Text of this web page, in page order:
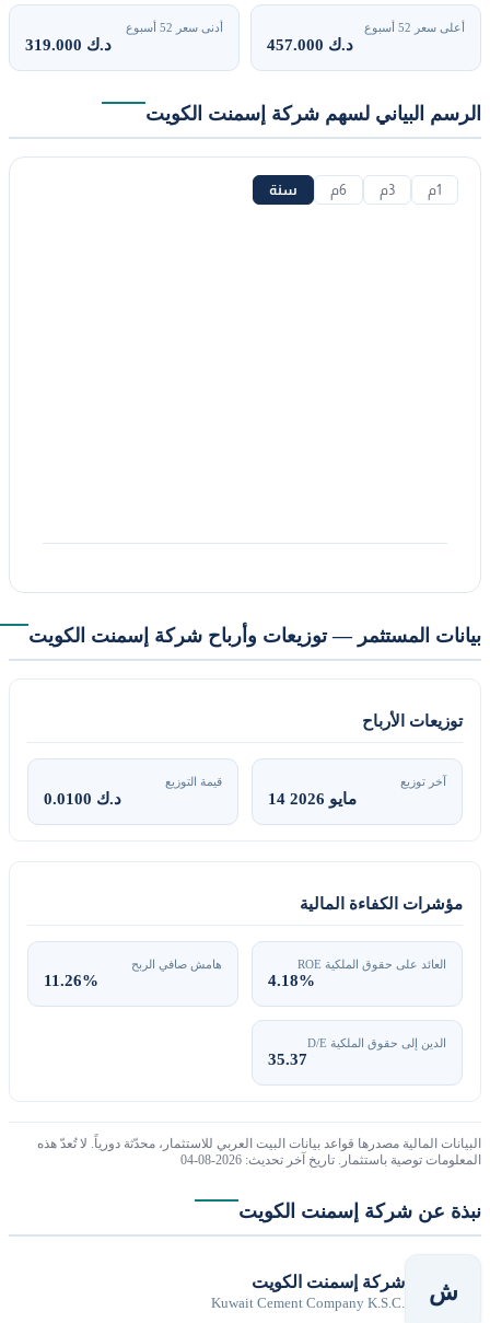
أعلى سعر 52 أسبوع
457.000 د.ك
أدنى سعر 52 أسبوع
319.000 د.ك
البياني لسهم شركة إسمنت الكويت
سنة
المستثمر — توزيعات وأرباح شركة إسمنت الكويت
توزيعات الأرباح
آخر توزيع
14 مايو 2026
قيمة التوزيع
0.0100 د.ك
مؤشرات الكفاءة المالية
العائد على حقوق الملكية ROE
4.18%
هامش صافي الربح
11.26%
الدين إلى حقوق الملكية D/E
35.37
المالية مصدرها قواعد بيانات البيت العربي للاستثمار، محدّثة دورياً. لا تُعدّ هذه
توصية باستثمار. تاريخ آخر تحديث: 2026-08-04
عن شركة إسمنت الكويت
ش شركة إسمنت الكويت
Kuwait Cement Company K.S.C.